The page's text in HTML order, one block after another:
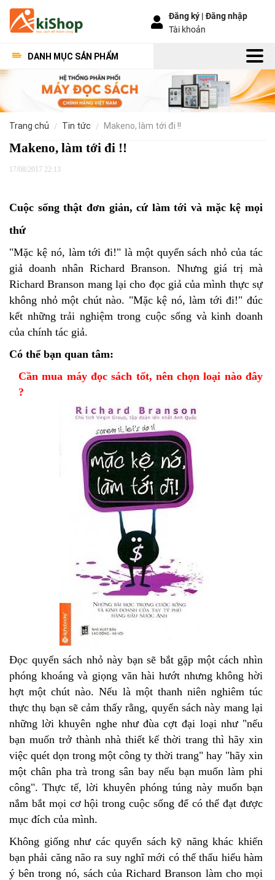
Đăng ký |Đăng nhập
Tài khoản
DANH MỤC SẢN PHẨM
trang chủ tin tức makeno, làm tới đi !!
Makeno, làm tới đi !!
17/08/2017 22:13
Cuộc sống thật đơn giản, cứ làm tới và mặc kệ mọi
thứ
"Mặc kệ nó, làm tới đi!" là một quyển sách nhỏ của tác
giả doanh nhân Richard Branson. Nhưng giá trị mà
Richard Branson mang lại cho đọc giả của mình thực sự
không nhỏ một chút nào. "Mặc kệ nó, làm tới đi!" đúc
kết những trải nghiệm trong cuộc sống và kinh doanh
của chính tác giả.
Có thể bạn quan tâm:
Cần mua máy đọc sách tốt, nên chọn loại nào đây
?
Đọc quyển sách nhỏ này bạn sẽ bắt gặp một cách nhìn
phóng khoáng và giọng văn hài hướt nhưng không hời
hợt một chút nào. Nếu là một thanh niên nghiêm túc
thực thụ bạn sẽ cảm thấy rằng, quyển sách này mang lại
những lời khuyên nghe như đùa cợt đại loại như "nếu
bạn muốn trở thành nhà thiết kế thời trang thì hãy xin
việc quét dọn trong một công ty thời trang" hay "hãy xin
một chân pha trà trong sân bay nếu bạn muốn làm phi
công". Thực tế, lời khuyên phóng túng này muốn bạn
nắm bắt mọi cơ hội trong cuộc sống để có thể đạt được
mục đích của mình.
Không giống như các quyển sách kỹ năng khác khiến
bạn phải căng não ra suy nghĩ mới có thể thấu hiểu hàm
ý bên trong nó, sách của Richard Branson làm cho mọi